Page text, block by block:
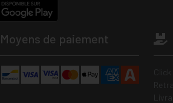
Moyens de paiement